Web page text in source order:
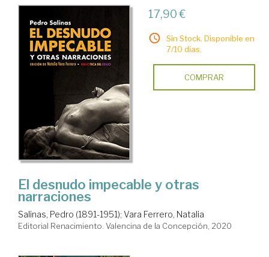
17,90 €
Sin Stock. Disponible en
7/10 días.
COMPRAR
El desnudo impecable y otras
narraciones
Salinas, Pedro (1891-1951); Vara Ferrero, Natalia
Editorial Renacimiento. Valencina de la Concepción, 2020